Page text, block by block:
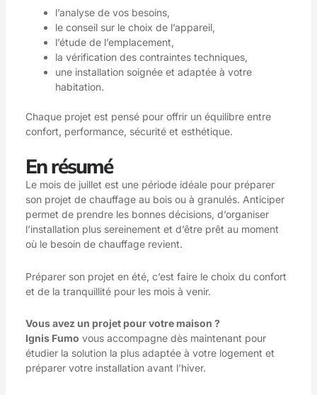
l’analyse de vos besoins,
le conseil sur le choix de l’appareil,
l’étude de l’emplacement,
la vérification des contraintes techniques,
une installation soignée et adaptée à votre
habitation.
Chaque projet est pensé pour offrir un équilibre entre
confort, performance, sécurité et esthétique.
En résumé
Le mois de juillet est une période idéale pour préparer
son projet de chauffage au bois ou à granulés. Anticiper
permet de prendre les bonnes décisions, d’organiser
l’installation plus sereinement et d’être prêt au moment
où le besoin de chauffage revient.
Préparer son projet en été, c’est faire le choix du confort
et de la tranquillité pour les mois à venir.
Vous avez un projet pour votre maison ?
Ignis Fumo vous accompagne dès maintenant pour
étudier la solution la plus adaptée à votre logement et
préparer votre installation avant l’hiver.